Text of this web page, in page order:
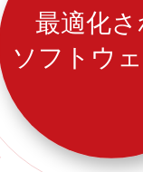
最適化
ソフトウ